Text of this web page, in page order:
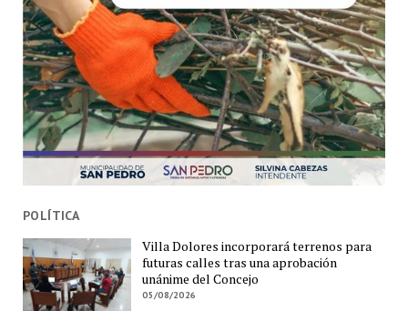
POLÍTICA
Villa Dolores incorporará terrenos para
futuras calles tras una aprobación
unánime del Concejo
05/08/2026